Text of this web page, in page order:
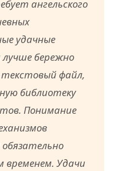
ангельского
удачные
лучше бережно
файл,
библиотеку
Понимание
временем. Удачи